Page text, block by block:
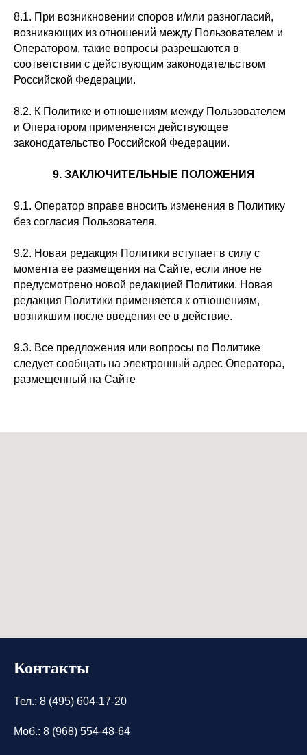
8.1. При возникновении споров и/или разногласий,
возникающих из отношений между Пользователем и
Оператором, такие вопросы разрешаются в
соответствии с действующим законодательством
Российской Федерации.
8.2. К Политике и отношениям между Пользователем
и Оператором применяется действующее
законодательство Российской Федерации.
9. ЗАКЛЮЧИТЕЛЬНЫЕ ПОЛОЖЕНИЯ
9.1. Оператор вправе вносить изменения в Политику
без согласия Пользователя.
9.2. Новая редакция Политики вступает в силу с
момента ее размещения на Сайте, если иное не
предусмотрено новой редакцией Политики. Новая
редакция Политики применяется к отношениям,
возникшим после введения ее в действие.
9.3. Все предложения или вопросы по Политике
следует сообщать на электронный адрес Оператора,
размещенный на Сайте
Контакты
Тел.: 8 (495) 604-17-20
Моб.: 8 (968) 554-48-64